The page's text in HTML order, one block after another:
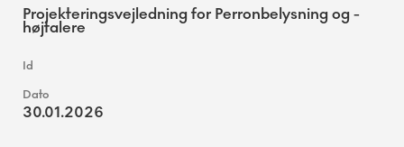
Projekteringsvejledning for Perronbelysning og -
højtalere
30.01.2026